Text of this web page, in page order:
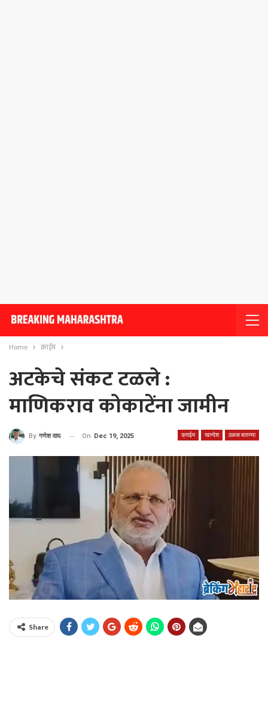
Home क्राईम
अटकेचे संकट टळले :
माणिकराव कोकाटेंना जामीन
क्राईम खान्देश ठळक बातम्या
By गणेश वाघ On Dec 19, 2025
Share